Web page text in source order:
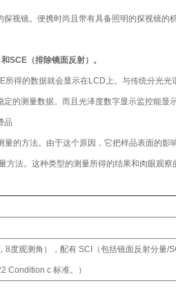
视镜。 便携时尚且带有具备照明的探视镜的
SCE（排除镜面反射）。
所得的数据就会显示在LCD上。与传统分光
的测量数据。而且光泽度数字显示监控能显
品
的方法。由于这个原因，它把样品表面的影
方法。这种类型的测量所得的结果和肉眼观察
8度观测角），配有 SCI（包括镜面反射分量
Condition c 标准。）